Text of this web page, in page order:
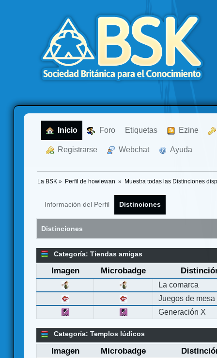
Inicio Foro Etiquetas Ezine
Registrarse Webchat Ayuda
La BSK » Perfil de howiewan » Muestra todas las Distinciones
Información del Perfil Distinciones
Distinciones
Categoría: Tiendas amigas
Imagen Microbadge
La comarca
Juegos de mesa
Generación X
Categoría: Templos lúdicos
Imagen Microbadge